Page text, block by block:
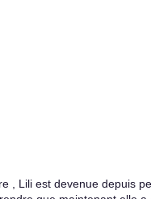
, Lili est devenue depuis